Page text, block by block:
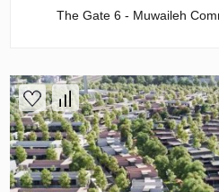
The Gate 6 - Muwaileh